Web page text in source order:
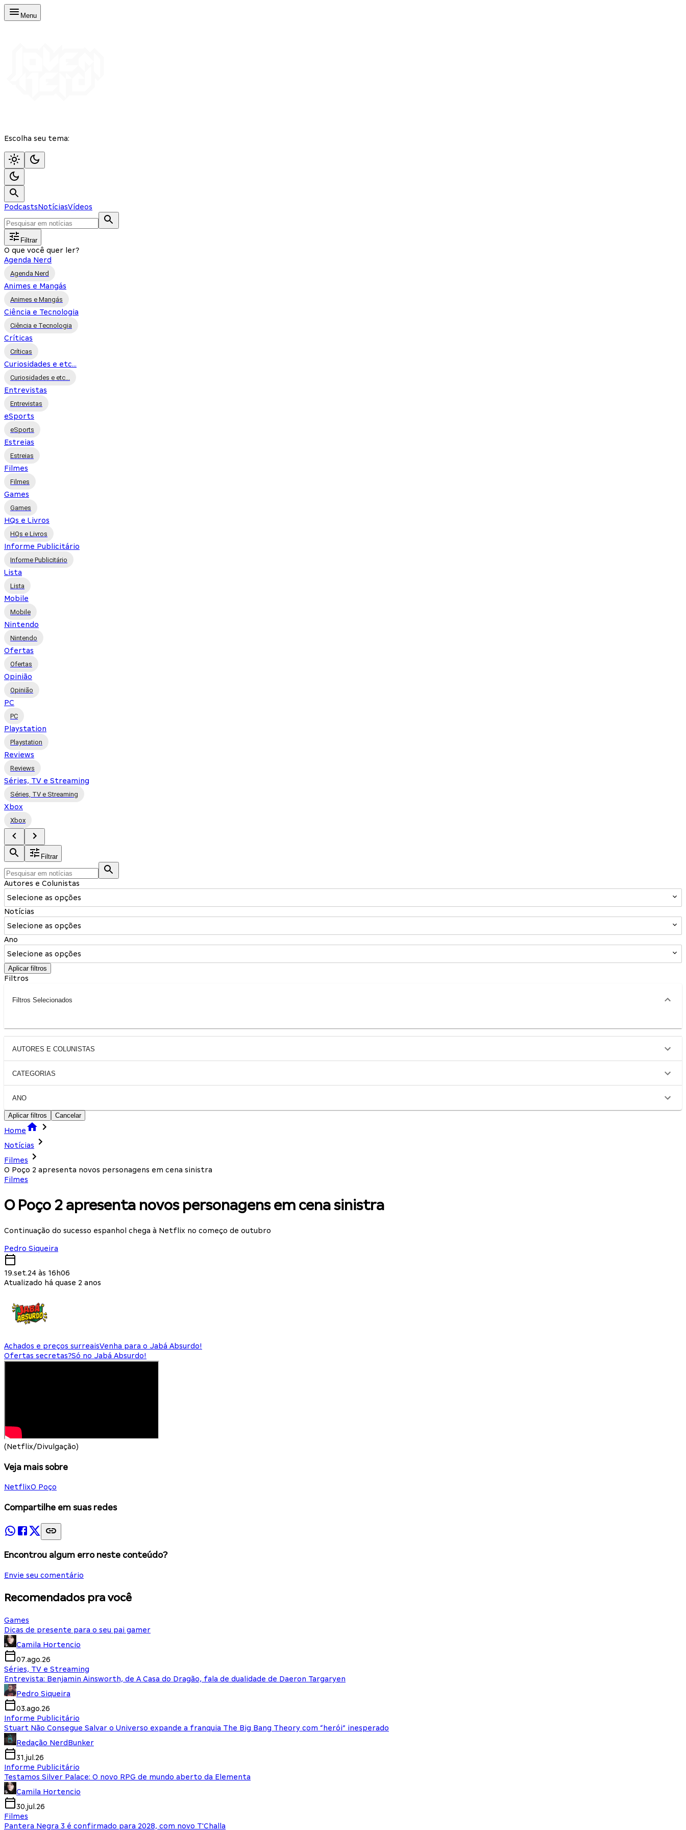
Menu
Escolha seu tema:
PodcastsNotíciasVídeos
Filtrar
O que você quer ler?
Agenda Nerd
Agenda Nerd
Animes e Mangás
Animes e Mangás
Ciência e Tecnologia
Ciência e Tecnologia
Críticas
Críticas
Curiosidades e etc...
Curiosidades e etc...
Entrevistas
Entrevistas
eSports
eSports
Estreias
Estreias
Filmes
Filmes
Games
Games
HQs e Livros
HQs e Livros
Informe Publicitário
Informe Publicitário
Lista
Lista
Mobile
Mobile
Nintendo
Nintendo
Ofertas
Ofertas
Opinião
Opinião
PC
PC
Playstation
Playstation
Reviews
Reviews
Séries, TV e Streaming
Séries, TV e Streaming
Xbox
Xbox
Filtrar
Autores e Colunistas
Selecione as opções
Notícias
Selecione as opções
Ano
Selecione as opções
Aplicar filtros
Filtros
Filtros Selecionados
AUTORES E COLUNISTAS
CATEGORIAS
ANO
Aplicar filtros Cancelar
Home
Notícias
Filmes
O Poço 2 apresenta novos personagens em cena sinistra
Filmes
O Poço 2 apresenta novos personagens em cena sinistra
Continuação do sucesso espanhol chega à Netflix no começo de outubro
Pedro Siqueira
19.set.24 às 16h06
Atualizado há quase 2 anos
Achados e preços surreaisVenha para o Jabá Absurdo!
Ofertas secretas?Só no Jabá Absurdo!
(Netflix/Divulgação)
Veja mais sobre
NetflixO Poço
Compartilhe em suas redes
Encontrou algum erro neste conteúdo?
Envie seu comentário
Recomendados pra você
Games
Dicas de presente para o seu pai gamer
Camila Hortencio
07.ago.26
Séries, TV e Streaming
Entrevista: Benjamin Ainsworth, de A Casa do Dragão, fala de dualidade de Daeron Targaryen
Pedro Siqueira
03.ago.26
Informe Publicitário
Stuart Não Consegue Salvar o Universo expande a franquia The Big Bang Theory com “herói” inesperado
Redação NerdBunker
31.jul.26
Informe Publicitário
Testamos Silver Palace: O novo RPG de mundo aberto da Elementa
Camila Hortencio
30.jul.26
Filmes
Pantera Negra 3 é confirmado para 2028, com novo T'Challa